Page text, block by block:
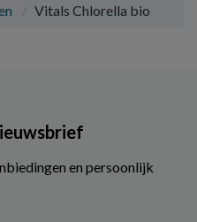
Vitals Chlorella bio
en persoonlijk